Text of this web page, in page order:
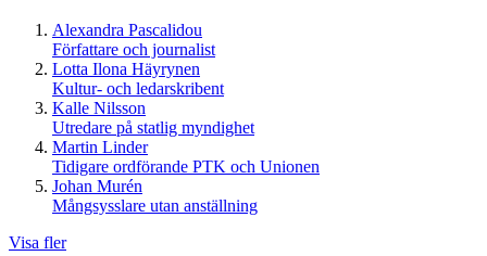
Alexandra Pascalidou
Författare och journalist
Lotta Ilona Häyrynen
Kultur- och ledarskribent
Kalle Nilsson
Utredare på statlig myndighet
Martin Linder
Tidigare ordförande PTK och Unionen
Johan Murén
Mångsysslare utan anställning
Visa fler